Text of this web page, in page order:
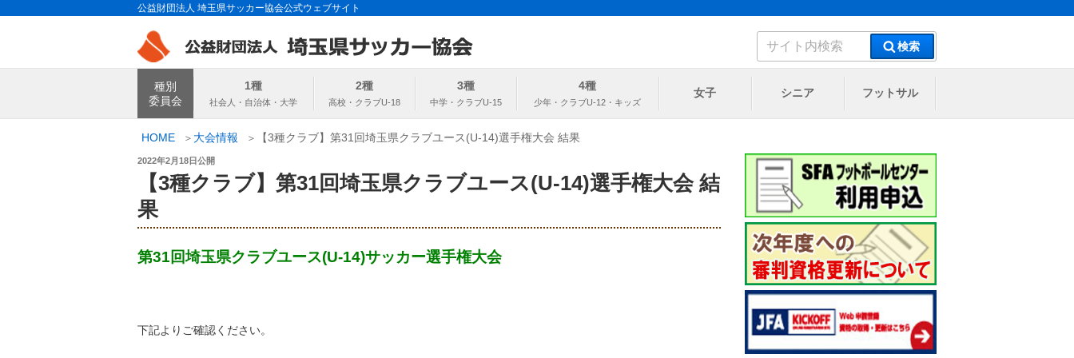
ス
公益財団法人 埼玉県サッカー協会公式ウェブサイト
索:
検索
埼玉県サッカー協会
種別
委員会
1種 2種 3種 4種
女子 シニア フットサル
HOME 大会情報 【3種クラブ】第31回埼玉県クラブユース(U-14)選手権大会 結果
投
2022年2月18日公開
【3種クラブ】第31回埼玉県クラブユース(U-14)選手権大会 結
果
第31回埼玉県クラブユース(U-14)サッカー選手権大会
下記よりご確認ください。